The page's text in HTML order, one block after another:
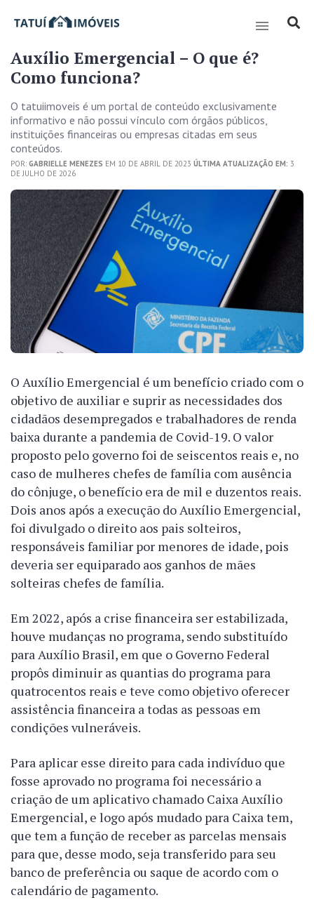
Auxílio Emergencial – O que é?
Como funciona?
O tatuiimoveis é um portal de conteúdo exclusivamente
informativo e não possui vínculo com órgãos públicos,
instituições financeiras ou empresas citadas em seus
conteúdos.
POR: GABRIELLE MENEZES EM 10 DE ABRIL DE 2023 ÚLTIMA ATUALIZAÇÃO EM: 3
DE JULHO DE 2026
O Auxílio Emergencial é um benefício criado com o
objetivo de auxiliar e suprir as necessidades dos
cidadãos desempregados e trabalhadores de renda
baixa durante a pandemia de Covid-19. O valor
proposto pelo governo foi de seiscentos reais e, no
caso de mulheres chefes de família com ausência
do cônjuge, o benefício era de mil e duzentos reais.
Dois anos após a execução do Auxílio Emergencial,
foi divulgado o direito aos pais solteiros,
responsáveis familiar por menores de idade, pois
deveria ser equiparado aos ganhos de mães
solteiras chefes de família.
Em 2022, após a crise financeira ser estabilizada,
houve mudanças no programa, sendo substituído
para Auxílio Brasil, em que o Governo Federal
propôs diminuir as quantias do programa para
quatrocentos reais e teve como objetivo oferecer
assistência financeira a todas as pessoas em
condições vulneráveis.
Para aplicar esse direito para cada indivíduo que
fosse aprovado no programa foi necessário a
criação de um aplicativo chamado Caixa Auxílio
Emergencial, e logo após mudado para Caixa tem,
que tem a função de receber as parcelas mensais
para que, desse modo, seja transferido para seu
banco de preferência ou saque de acordo com o
calendário de pagamento.